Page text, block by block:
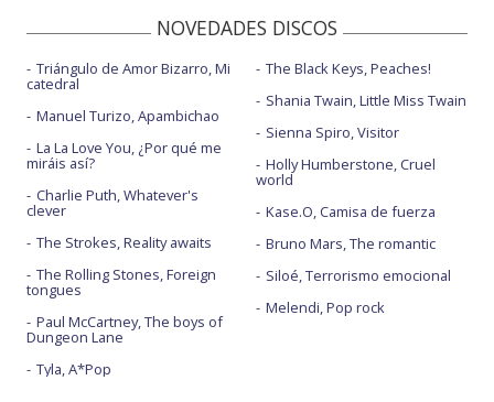
NOVEDADES DISCOS
Triángulo de Amor Bizarro, Mi
catedral
Manuel Turizo, Apambichao
La La Love You, ¿Por qué me
miráis así?
Charlie Puth, Whatever's
clever
The Strokes, Reality awaits
The Rolling Stones, Foreign
tongues
Paul McCartney, The boys of
Dungeon Lane
Tyla, A*Pop
The Black Keys, Peaches!
Shania Twain, Little Miss Twain
Sienna Spiro, Visitor
Holly Humberstone, Cruel
world
Kase.O, Camisa de fuerza
Bruno Mars, The romantic
Siloé, Terrorismo emocional
Melendi, Pop rock